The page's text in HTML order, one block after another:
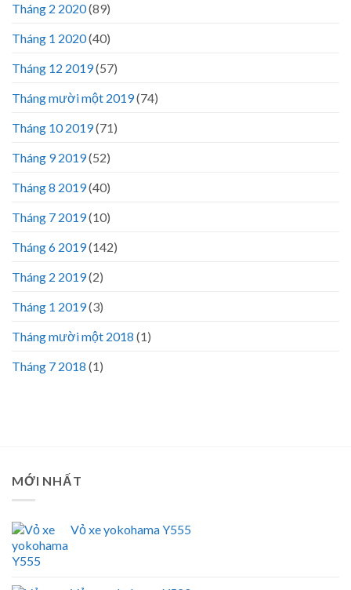
Tháng 2 2020(89)
Tháng 1 2020(40)
Tháng 12 2019(57)
Tháng mười một 2019(74)
Tháng 10 2019(71)
Tháng 9 2019(52)
Tháng 8 2019(40)
Tháng 7 2019(10)
Tháng 6 2019(142)
Tháng 2 2019(2)
Tháng 1 2019(3)
Tháng mười một 2018 (1)
Tháng 7 2018 (1)
MỚI NHẤT
Vỏ xe yokohama Y555